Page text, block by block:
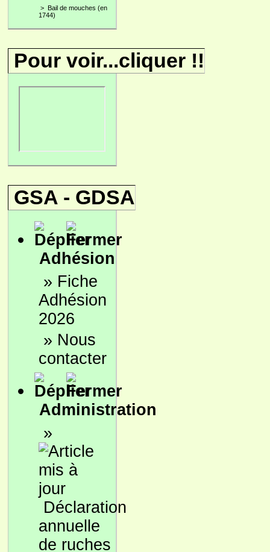
> Bail de mouches (en
1744)
Pour voir...cliquer !!
GSA - GDSA
Adhésion
» Fiche
Adhésion
2026
» Nous
contacter
Administration
»
Déclaration
annuelle
de ruches